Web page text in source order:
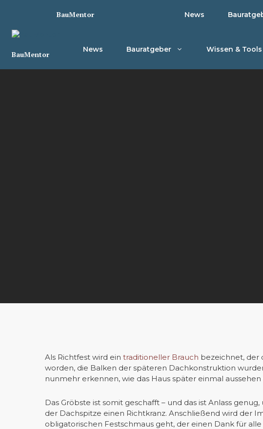
BauMentor News
BauMentor
News Bauratgeber Wissen & Tools
Als Richtfest wird ein traditioneller Brauch bezeichnet, der
worden, die Balken der späteren Dachkonstruktion
nunmehr erkennen, wie das Haus später einmal aussehen
Das Gröbste ist somit geschafft – und das ist Anlass
der Dachspitze einen Richtkranz. Anschließend wird der
obligatorischen Festschmaus geht, der einen Dank für